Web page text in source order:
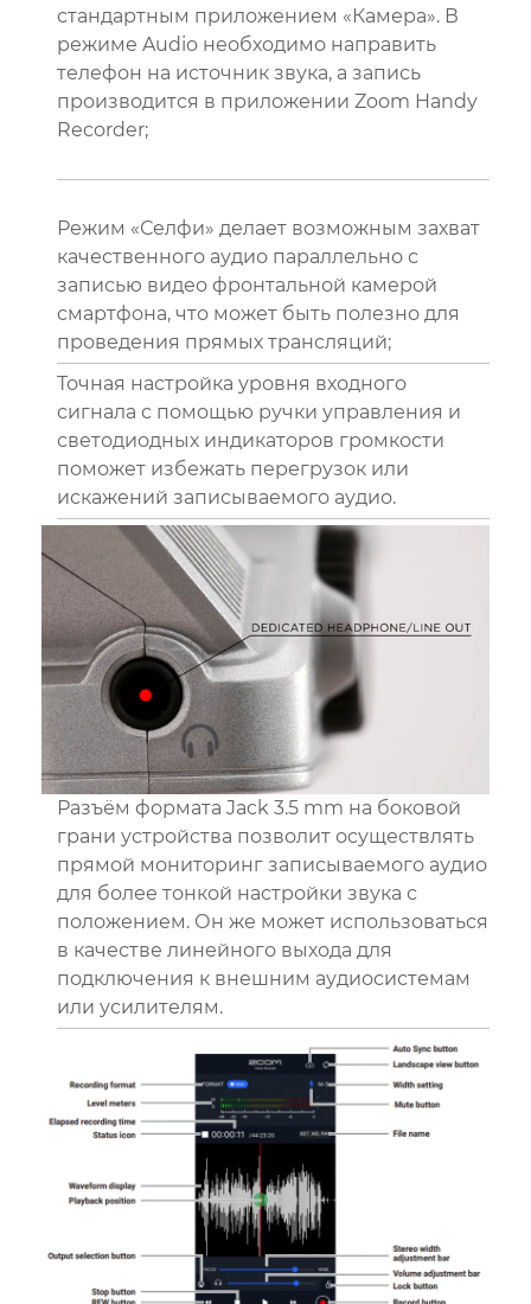
стандартным приложением «Камера». В
режиме Audio необходимо направить
телефон на источник звука, а запись
производится в приложении Zoom Handy
Recorder;
Режим «Селфи» делает возможным захват
качественного аудио параллельно с
записью видео фронтальной камерой
смартфона, что может быть полезно для
проведения прямых трансляций;
Точная настройка уровня входного
сигнала с помощью ручки управления и
светодиодных индикаторов громкости
поможет избежать перегрузок или
искажений записываемого аудио.
Разъём формата Jack 3.5 mm на боковой
грани устройства позволит осуществлять
прямой мониторинг записываемого аудио
для более тонкой настройки звука с
положением. Он же может использоваться
в качестве линейного выхода для
подключения к внешним аудиосистемам
или усилителям.